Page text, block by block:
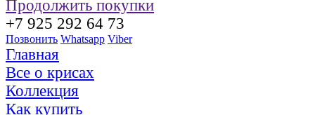
Продолжить покупки
+7 925 292 64 73
Позвонить Whatsapp Viber
Главная
Все о крисах
Коллекция
Как купить